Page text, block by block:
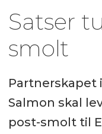
Satser
smolt
Salmon skal
post-smolt til